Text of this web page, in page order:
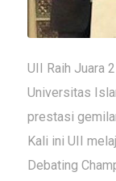
UII Raih Juara
Universitas
prestasi
Kali ini UII
Debating